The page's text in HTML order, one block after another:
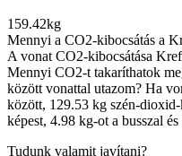
159.42kg
Mennyi a CO2-kibocsátás a
A vonat CO2-kibocsátása
Mennyi CO2-t takaríthatok
között vonattal utazom? Ha
között, 129.53 kg szén-
képest, 4.98 kg-ot a busszal
Tudunk valamit javítani?